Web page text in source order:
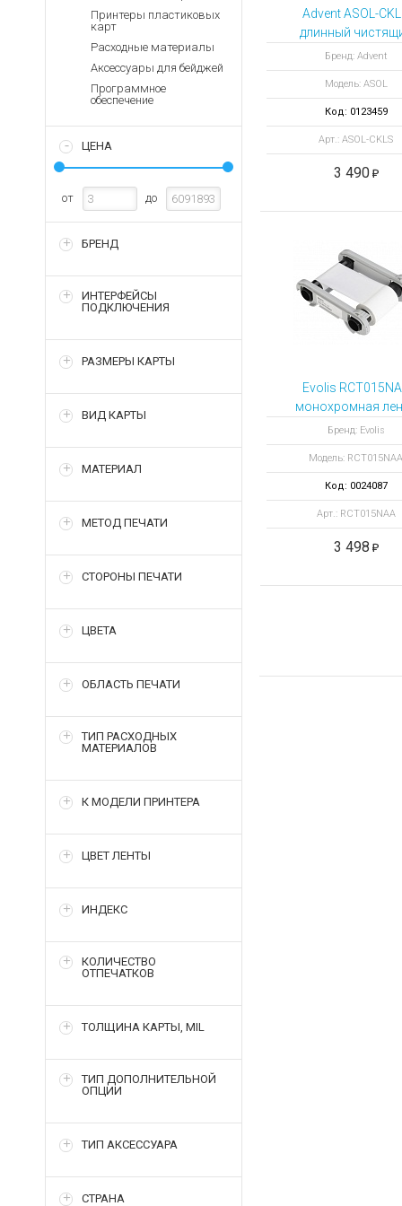
Запасные
Терминалы
оплаты
Зарядные устройства
Архивные товары
Принтеры пластиковых
карт
Расходные материалы
Аксессуары для бейджей
Программное
обеспечение
ЦЕНА
от до
БРЕНД
ИНТЕРФЕЙСЫ
ПОДКЛЮЧЕНИЯ
РАЗМЕРЫ КАРТЫ
ВИД КАРТЫ
МАТЕРИАЛ
МЕТОД ПЕЧАТИ
СТОРОНЫ ПЕЧАТИ
ЦВЕТА
ОБЛАСТЬ ПЕЧАТИ
ТИП РАСХОДНЫХ
МАТЕРИАЛОВ
К МОДЕЛИ ПРИНТЕРА
ЦВЕТ ЛЕНТЫ
ИНДЕКС
КОЛИЧЕСТВО
ОТПЕЧАТКОВ
ТОЛЩИНА КАРТЫ, MIL
ТИП ДОПОЛНИТЕЛЬНОЙ
ОПЦИИ
ТИП АКСЕССУАРА
СТРАНА
Advent ASOL-
длинный
рукав для
очистки
(комплект 10
Бренд: Advent
Модель: ASOL
Код: 0123459
Арт.: ASOL-CKLS
3 490
Evolis
монохромная
White
ribbon 1000
отпечатков
Бренд: Evolis
Модель: RCT015NAA
Код: 0024087
Арт.: RCT015NAA
3 498